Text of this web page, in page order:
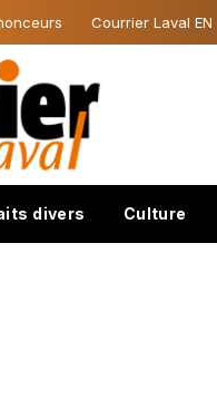
Courrier Laval EN
divers Culture